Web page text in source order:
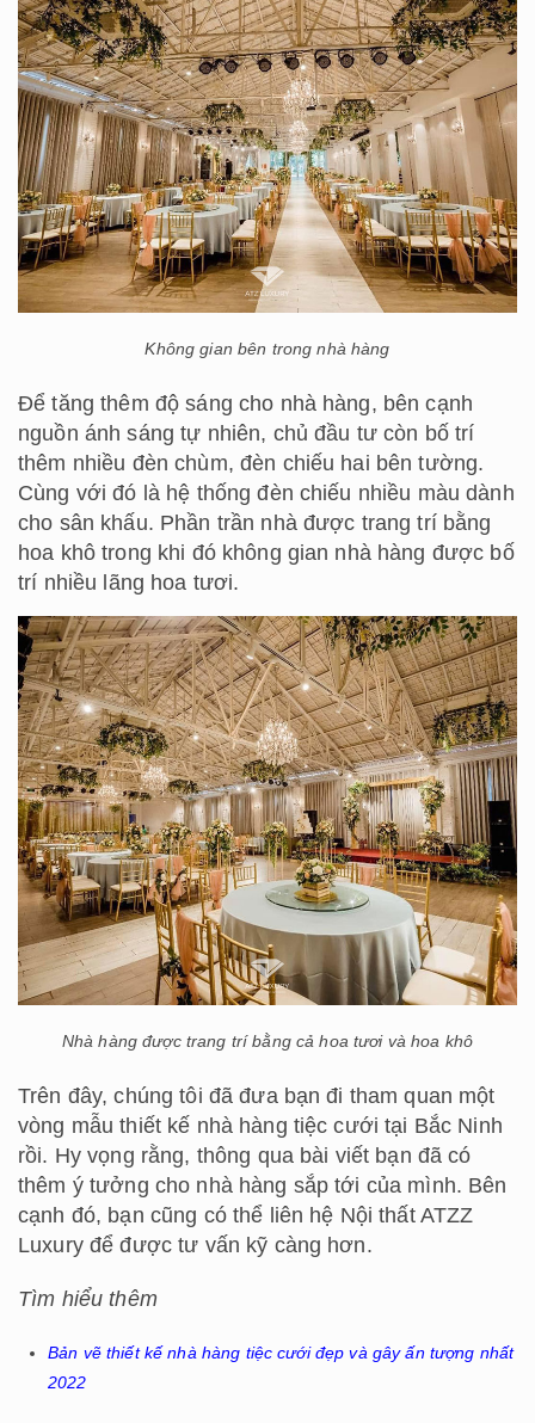
Không gian bên trong nhà hàng
Để tăng thêm độ sáng cho nhà hàng, bên cạnh
nguồn ánh sáng tự nhiên, chủ đầu tư còn bố trí
thêm nhiều đèn chùm, đèn chiếu hai bên tường.
Cùng với đó là hệ thống đèn chiếu nhiều màu dành
cho sân khấu. Phần trần nhà được trang trí bằng
hoa khô trong khi đó không gian nhà hàng được bố
trí nhiều lãng hoa tươi.
Nhà hàng được trang trí bằng cả hoa tươi và hoa khô
Trên đây, chúng tôi đã đưa bạn đi tham quan một
vòng mẫuthiết kế nhà hàng tiệc cưới tại Bắc Ninh
rồi. Hy vọng rằng, thông qua bài viết bạn đã có
thêm ý tưởng cho nhà hàng sắp tới của mình. Bên
cạnh đó, bạn cũng có thể liên hệ Nội thất ATZZ
Luxury để được tư vấn kỹ càng hơn.
Tìm hiểu thêm
Bản vẽ thiết kế nhà hàng tiệc cưới đẹp và gây ấn tượng nhất
2022